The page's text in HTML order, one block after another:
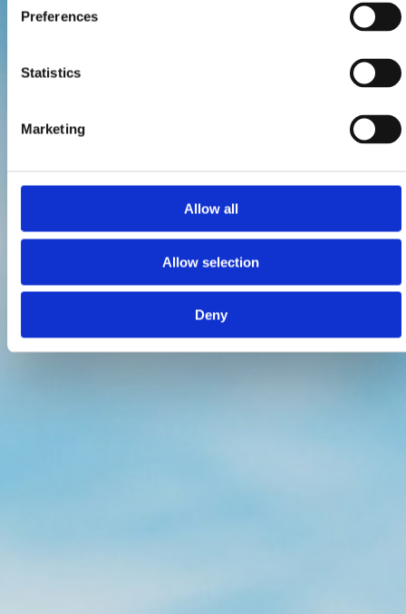
Preferences
Statistics
Marketing
Allow all
Allow selection
Deny